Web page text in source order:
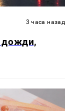
3 часа назад
дожди,